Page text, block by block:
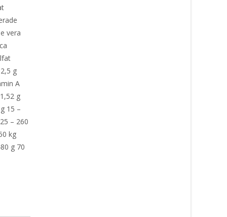
vera
g
A
g
15 –
– 260
kg
g 70